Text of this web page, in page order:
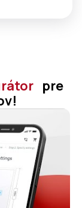
pre